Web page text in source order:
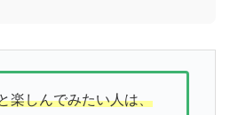
楽しんでみたい人は、